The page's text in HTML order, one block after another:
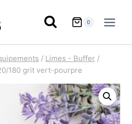
0
/ Limes - Buffer /
180 grit vert-pourpre